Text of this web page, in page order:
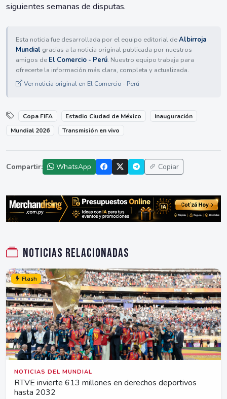
siguientes semanas de disputas.
Esta noticia fue desarrollada por el equipo editorial deAlbirroja
Mundial gracias a la noticia original publicada por nuestros
amigos de El Comercio - Perú. Nuestro equipo trabaja para
ofrecerte la información más clara, completa y actualizada.
Ver noticia original en El Comercio - Perú
Copa FIFA Estadio Ciudad de México
Inauguración
Mundial 2026
Transmisión en vivo
Compartir: WhatsApp Copiar
Noticias relacionadas
Flash
NOTICIAS DEL MUNDIAL
RTVE invierte 613 millones en derechos deportivos
hasta 2032